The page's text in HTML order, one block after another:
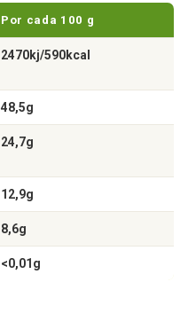
Por cada 100 g
2470kj/590kcal
48,5g
24,7g
12,9g
8,6g
<0,01g